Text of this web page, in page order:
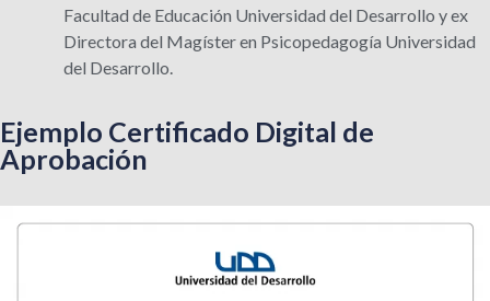
Facultad de Educación Universidad del Desarrollo y ex
Directora del Magíster en Psicopedagogía Universidad
del Desarrollo.
Ejemplo Certificado Digital de
Aprobación